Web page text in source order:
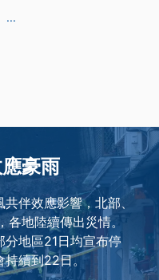
...
豪雨
伴效應影響，北部、
地陸續傳出災情。
地區21日均宣布停
持續到22日。